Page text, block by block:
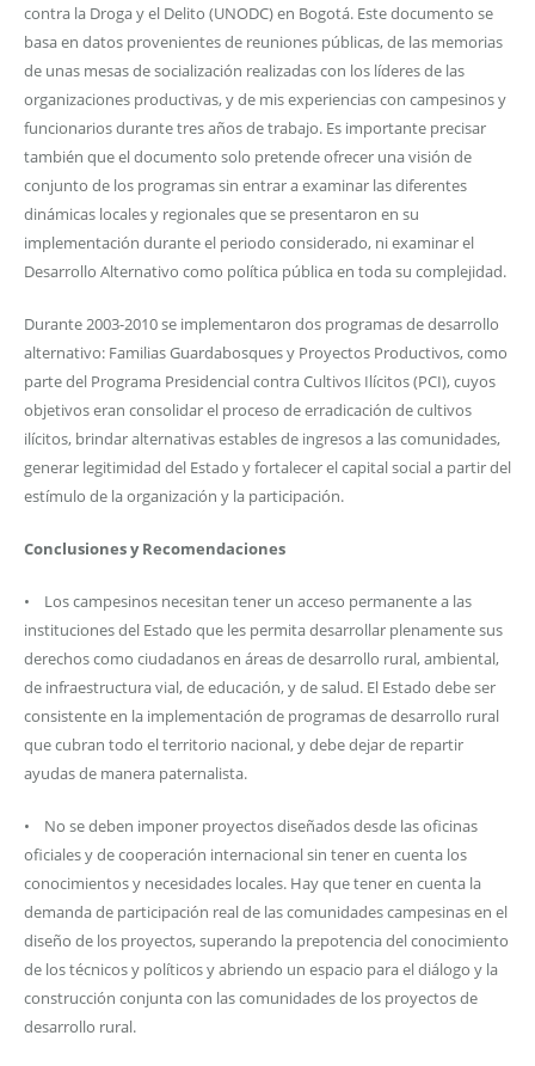
contra la Droga y el Delito (UNODC) en Bogotá. Este documento se
basa en datos provenientes de reuniones públicas, de las memorias
de unas mesas de socialización realizadas con los líderes de las
organizaciones productivas, y de mis experiencias con campesinos y
funcionarios durante tres años de trabajo. Es importante precisar
también que el documento solo pretende ofrecer una visión de
conjunto de los programas sin entrar a examinar las diferentes
dinámicas locales y regionales que se presentaron en su
implementación durante el periodo considerado, ni examinar el
Desarrollo Alternativo como política pública en toda su complejidad.
Durante 2003-2010 se implementaron dos programas de desarrollo
alternativo: Familias Guardabosques y Proyectos Productivos, como
parte del Programa Presidencial contra Cultivos Ilícitos (PCI), cuyos
objetivos eran consolidar el proceso de erradicación de cultivos
ilícitos, brindar alternativas estables de ingresos a las comunidades,
generar legitimidad del Estado y fortalecer el capital social a partir del
estímulo de la organización y la participación.
Conclusiones y Recomendaciones
• Los campesinos necesitan tener un acceso permanente a las
instituciones del Estado que les permita desarrollar plenamente sus
derechos como ciudadanos en áreas de desarrollo rural, ambiental,
de infraestructura vial, de educación, y de salud. El Estado debe ser
consistente en la implementación de programas de desarrollo rural
que cubran todo el territorio nacional, y debe dejar de repartir
ayudas de manera paternalista.
• No se deben imponer proyectos diseñados desde las oficinas
oficiales y de cooperación internacional sin tener en cuenta los
conocimientos y necesidades locales. Hay que tener en cuenta la
demanda de participación real de las comunidades campesinas en el
diseño de los proyectos, superando la prepotencia del conocimiento
de los técnicos y políticos y abriendo un espacio para el diálogo y la
construcción conjunta con las comunidades de los proyectos de
desarrollo rural.